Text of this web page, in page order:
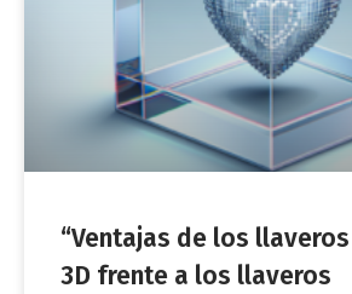
“Ventajas de los
3D frente a los llaveros